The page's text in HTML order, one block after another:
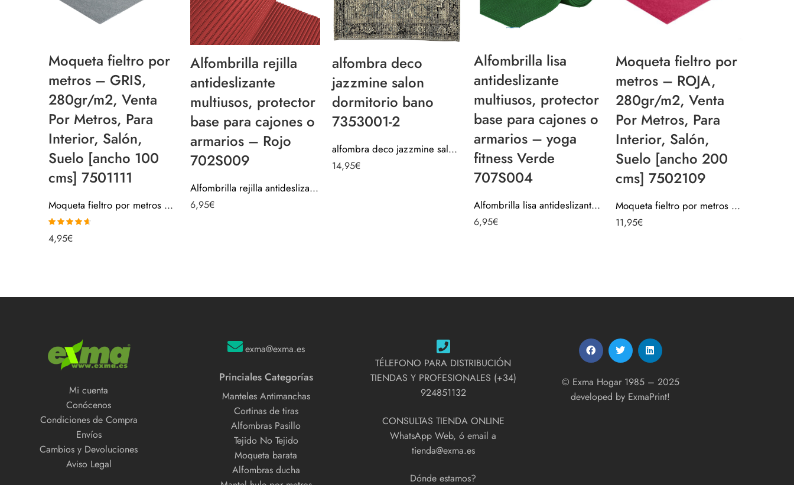
Moqueta fieltro por
metros – GRIS,
280gr/m2, Venta
Por Metros, Para
Interior, Salón,
Suelo [ancho 100
cms] 7501111
Moqueta fieltro por metros – GRIS, 280gr/m2, Venta Por Metros, Para Interior, Salón, Suelo [ancho 100 cms] 7501111
Valorado
con4.60
4,95€
Alfombrilla rejilla
antideslizante
multiusos, protector
base para cajones o
armarios – Rojo
702S009
Alfombrilla rejilla antideslizante multiusos, protector base para cajones o armarios – Rojo 702S009
6,95€
alfombra deco
jazzmine salon
dormitorio bano
7353001-2
alfombra deco jazzmine salon dormitorio bano 7353001-2
14,95€
Alfombrilla lisa
antideslizante
multiusos, protector
base para cajones o
armarios – yoga
fitness Verde
707S004
Alfombrilla lisa antideslizante multiusos, protector base para cajones o armarios – yoga fitness Verde 707S004
6,95€
Moqueta fieltro por
metros – ROJA,
280gr/m2, Venta
Por Metros, Para
Interior, Salón,
Suelo [ancho 200
cms] 7502109
Moqueta fieltro por metros – ROJA, 280gr/m2, Venta Por Metros, Para Interior, Salón, Suelo [ancho 200 cms] 7502109
11,95€
Mi cuenta
Conócenos
Condiciones de Compra
Envíos
Cambios y Devoluciones
Aviso Legal
exma@exma.es
Princiales Categorías
Manteles Antimanchas
Cortinas de tiras
Alfombras Pasillo
Tejido No Tejido
Moqueta barata
Alfombras ducha
TÉLEFONO PARA DISTRIBUCIÓN
TIENDAS Y PROFESIONALES (+34)
924851132
CONSULTAS TIENDA ONLINE
WhatsApp Web, ó email a
tienda@exma.es
Dónde estamos?
© Exma Hogar 1985 – 2025
developed by ExmaPrint!